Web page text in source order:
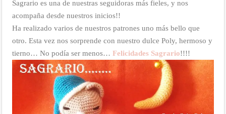
Sagrario es una de nuestras seguidoras más fieles, y nos
acompaña desde nuestros inicios!!
Ha realizado varios de nuestros patrones uno más bello que
otro. Esta vez nos sorprende con nuestro dulce Poly, hermoso y
tierno… No podía ser menos… Felicidades Sagrario!!!!